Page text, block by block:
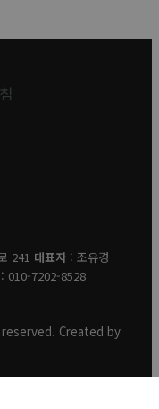
241 대표자: 조유경
010-7202-8528
Created by